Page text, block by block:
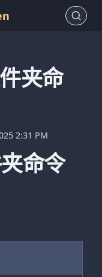
夹命
2:31 PM
命令